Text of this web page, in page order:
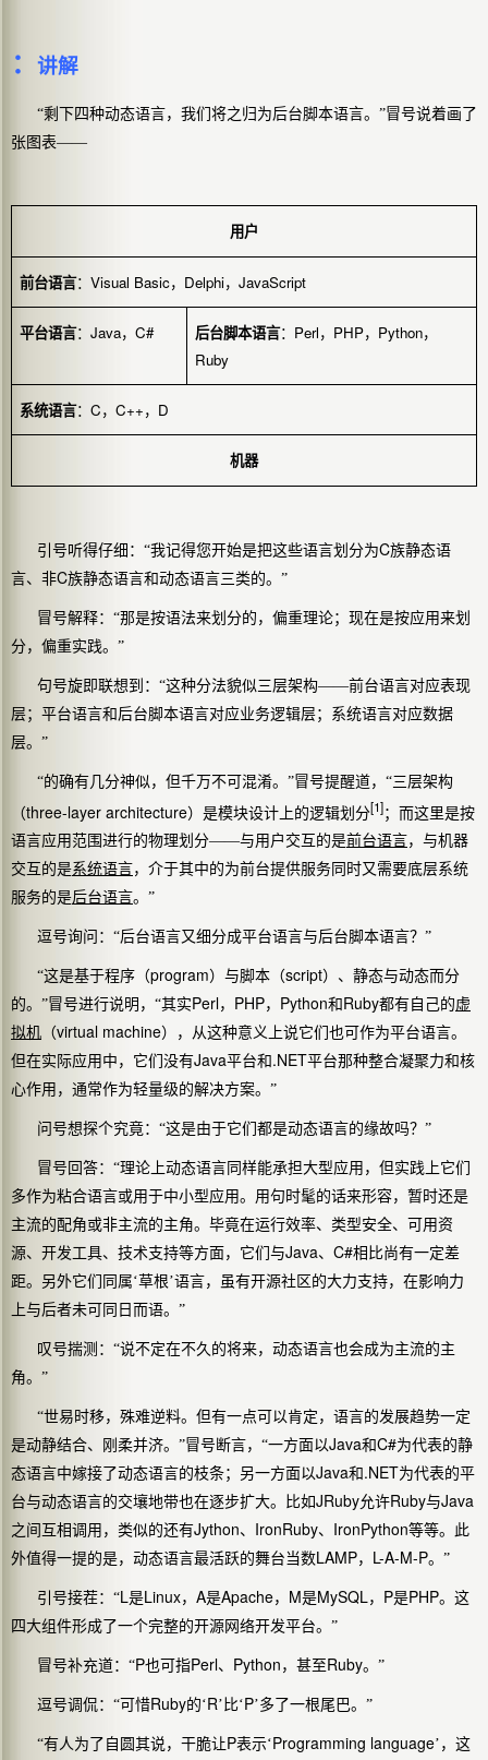
： 讲解
“剩下四种动态语言，我们将之归为后台脚本语言。”冒号说着画了
张图表——
用户
前台语言：Visual Basic， Delphi，JavaScript
平台语言：Java，C# 后台脚本语言： Perl ， PHP， Python，
Ruby
系统语言：C ，C++ ， D
机器
引号听得仔细：“我记得您开始是把这些语言划分为C族静态语
言、非C族静态语言和动态语言三类的。”
冒号解释：“那是按语法来划分的，偏重理论；现在是按应用来划
分，偏重实践。”
句号旋即联想到：“这种分法貌似三层架构——前台语言对应表现
层；平台语言和后台脚本语言对应业务逻辑层；系统语言对应数据
层。”
“的确有几分神似，但千万不可混淆。”冒号提醒道，“三层架构
（three-layer architecture）是模块设计上的逻辑划分[1]；而这里是按
语言应用范围进行的物理划分——与用户交互的是前台语言，与机器
交互的是系统语言，介于其中的为前台提供服务同时又需要底层系统
服务的是后台语言。”
逗号询问：“后台语言又细分成平台语言与后台脚本语言？”
“这是基于程序（program）与脚本（script）、静态与动态而分
的。”冒号进行说明，“其实Perl， PHP， Python和 Ruby都有自己的虚
拟机 （virtual machine），从这种意义上说它们也可作为平台语言。
但在实际应用中，它们没有Java平台和 .NET平台那种整合凝聚力和核
心作用，通常作为轻量级的解决方案。”
问号想探个究竟：“这是由于它们都是动态语言的缘故吗？”
冒号回答：“理论上动态语言同样能承担大型应用，但实践上它们
多作为粘合语言或用于中小型应用。用句时髦的话来形容，暂时还是
主流的配角或非主流的主角。 毕竟在运行效率、类型安全、可用资
源、开发工具、技术支持等方面，它们与Java、 C#相比尚有一定差
距。另外它们同属‘草根’语言，虽有开源社区的大力支持，在影响力
上与后者未可同日而语。”
叹号揣测：“说不定在不久的将来，动态语言也会成为主流的主
角。”
“世易时移，殊难逆料。但有一点可以肯定，语言的发展趋势一定
是动静结合、刚柔并济。”冒号断言，“一方面以Java和C#为代表的静
态语言中嫁接了动态语言的枝条；另一方面以Java和 .NET为代表的平
台与动态语言的交壤地带也在逐步扩大。比如JRuby允许Ruby与Java
之间互相调用，类似的还有Jython、 IronRuby、 IronPython等等。此
外值得一提的是，动态语言最活跃的舞台当数LAMP， L-A-M-P。”
引号接茬：“L是Linux， A是Apache， M是MySQL， P是PHP。这
四大组件形成了一个完整的开源网络开发平台。”
冒号补充道：“P也可指Perl、 Python ，甚至Ruby。”
逗号调侃：“可惜Ruby的‘R’比‘P’多了一根尾巴。”
“有人为了自圆其说，干脆让P表示‘Programming language’，这